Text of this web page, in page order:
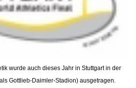
wurde auch dieses Jahr in Stuttgart in der
Gottlieb-Daimler-Stadion) ausgetragen.